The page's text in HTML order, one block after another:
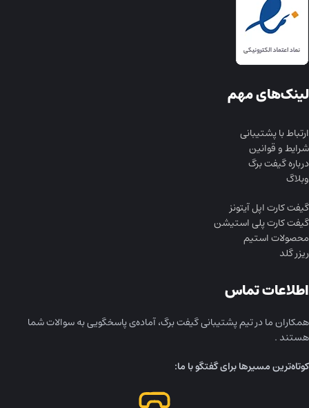
لینک‌های مهم
ارتباط با پشتیبانی
شرایط و قوانین
درباره گیفت برگ
وبلاگ
گیفت کارت اپل آیتونز
گیفت کارت پلی استیشن
محصولات استیم
ریزر گلد
اطلاعات تماس
همکاران ما در تیم پشتیبانی گیفت برگ، آماده‌ی پاسخگویی به سوالات شما
هستند .
کوتاه‌ترین مسیرها برای گفتگو با ما: